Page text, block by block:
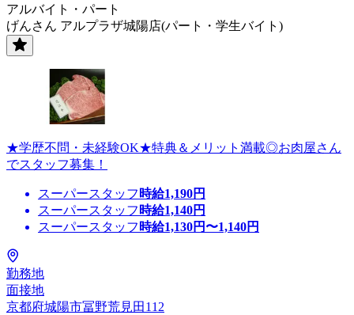
アルバイト・パート
げんさん アルプラザ城陽店(パート・学生バイト)
★学歴不問・未経験OK★特典＆メリット満載◎お肉屋さん
でスタッフ募集！
スーパースタッフ 時給1,190円
スーパースタッフ 時給1,140円
スーパースタッフ 時給1,130円〜1,140円
勤務地
面接地
京都府城陽市冨野荒見田112